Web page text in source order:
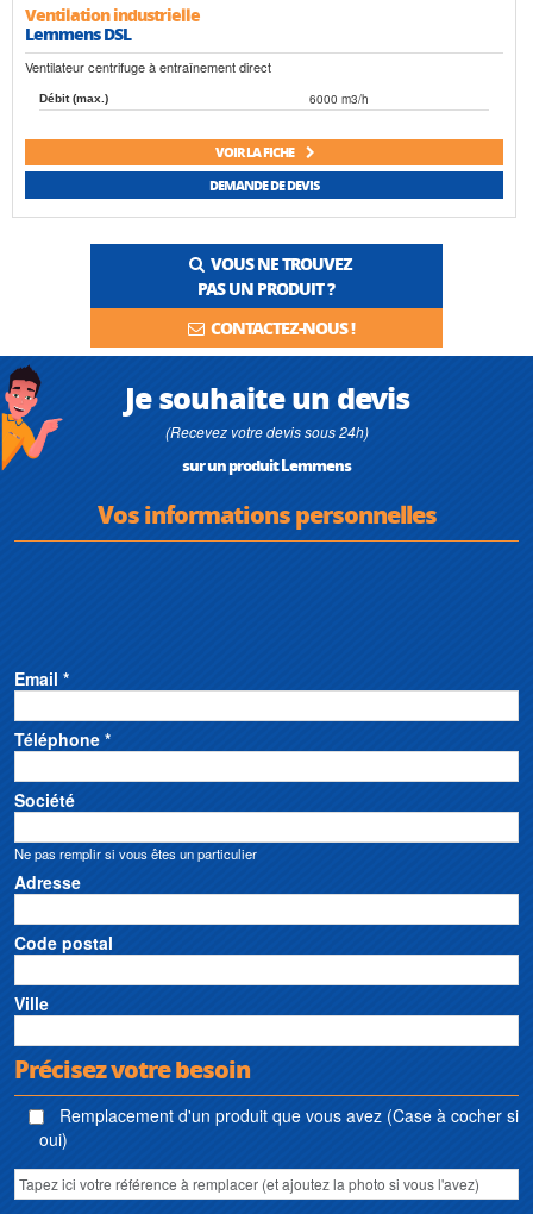
Ventilation industrielle
Lemmens DSL
Ventilateur centrifuge à entraînement direct
Débit (max.) 6000 m3/h
VOIR LA FICHE
DEMANDE DE DEVIS
VOUS NE TROUVEZ
PAS UN PRODUIT ?
CONTACTEZ-NOUS !
Je souhaite un devis
(Recevez votre devis sous 24h)
sur un produit Lemmens
Vos informations personnelles
Email *
Téléphone *
Société
Ne pas remplir si vous êtes un particulier
Adresse
Code postal
Ville
Précisez votre besoin
Remplacement d'un produit que vous avez (Case à cocher si
oui)